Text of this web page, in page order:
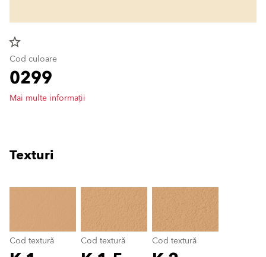
star_border
Cod culoare
0299
Mai multe informații
Texturi
Cod textură Cod textură Cod textură